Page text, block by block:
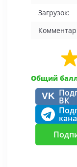
Загрузок:
Общий
VK ВК